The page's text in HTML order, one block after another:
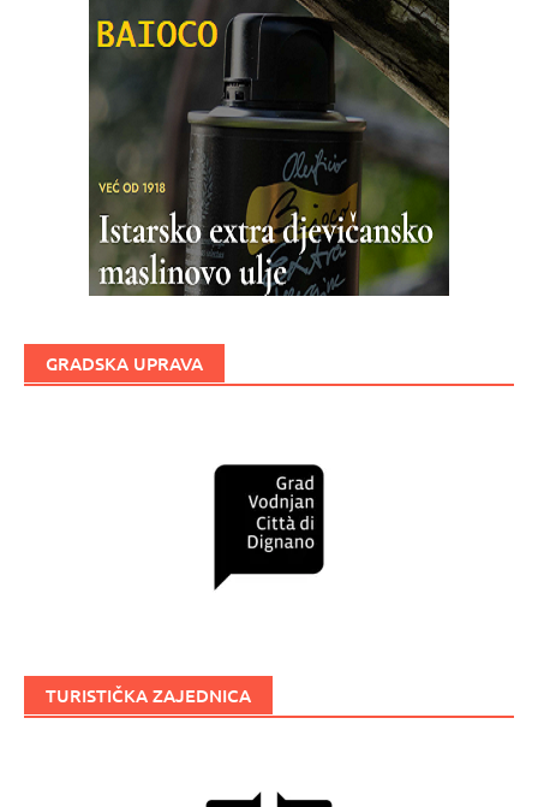
GRADSKA UPRAVA
TURISTIČKA ZAJEDNICA